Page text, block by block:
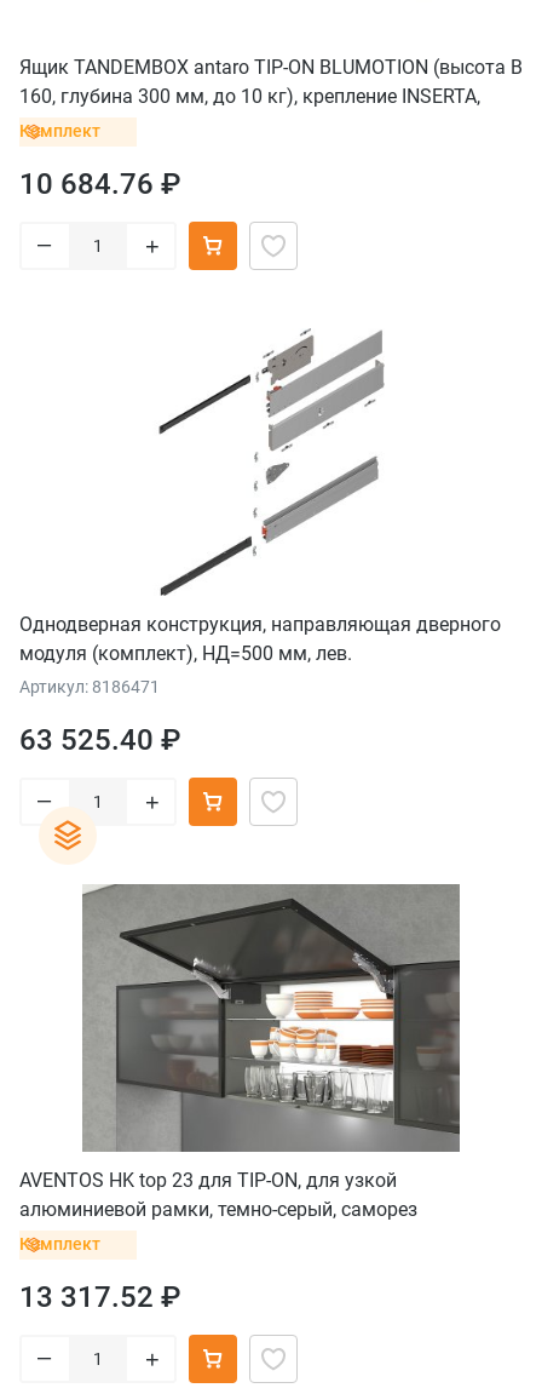
Ящик TANDEMBOX antaro TIP-ON BLUMOTION (высота B
160, глубина 300 мм, до 10 кг), крепление INSERTA,
серый орион
Комплект
10 684.76 ₽
– +
Однодверная конструкция, направляющая дверного
модуля (комплект), НД=500 мм, лев.
Артикул: 8186471
63 525.40 ₽
– +
AVENTOS HK top 23 для TIP-ON, для узкой
алюминиевой рамки, темно-серый, саморез
Комплект
13 317.52 ₽
– +